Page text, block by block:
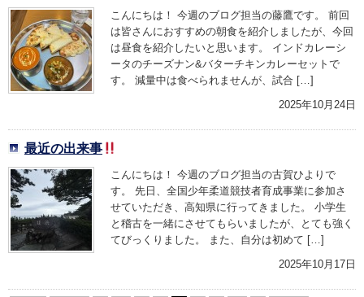
こんにちは！ 今週のブログ担当の藤鷹です。 前回
は皆さんにおすすめの朝食を紹介しましたが、今回
は昼食を紹介したいと思います。 インドカレーシ
ータのチーズナン&バターチキンカレーセットで
す。 減量中は食べられませんが、試合 […]
2025年10月24日
最近の出来事
こんにちは！ 今週のブログ担当の古賀ひよりで
す。 先日、全国少年柔道競技者育成事業に参加さ
せていただき、高知県に行ってきました。 小学生
と稽古を一緒にさせてもらいましたが、とても強く
てびっくりました。 また、自分は初めて […]
2025年10月17日